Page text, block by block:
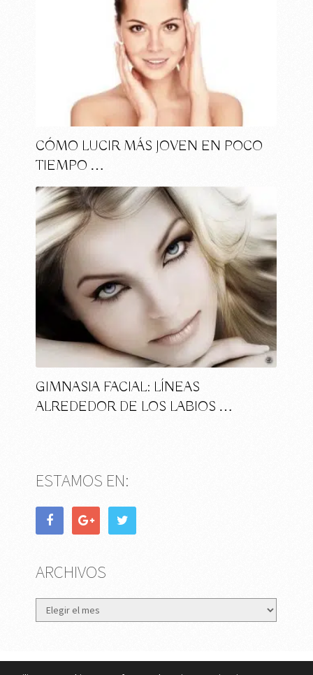
CÓMO LUCIR MÁS JOVEN EN POCO
TIEMPO …
GIMNASIA FACIAL: LÍNEAS
ALREDEDOR DE LOS LABIOS …
ESTAMOS EN:
ARCHIVOS
Archivos